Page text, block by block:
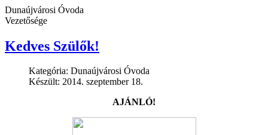
Dunaújvárosi Óvoda
Vezetősége
Kedves Szülők!
Kategória: Dunaújvárosi Óvoda
Készült: 2014. szeptember 18.
AJÁNLÓ!